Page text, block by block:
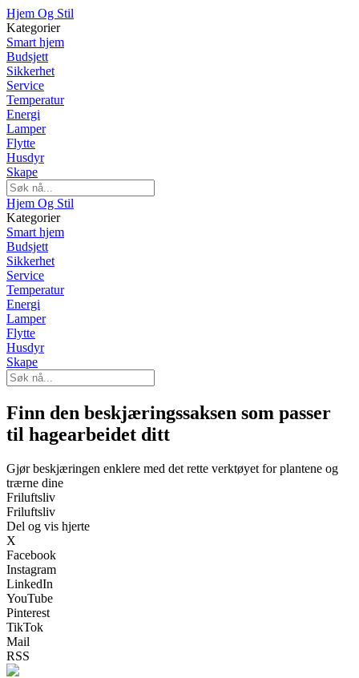
Hjem Og Stil
Kategorier
Smart hjem
Budsjett
Sikkerhet
Service
Temperatur
Energi
Lamper
Flytte
Husdyr
Skape
Hjem Og Stil
Kategorier
Smart hjem
Budsjett
Sikkerhet
Service
Temperatur
Energi
Lamper
Flytte
Husdyr
Skape
Finn den beskjæringssaksen som passer
til hagearbeidet ditt
Gjør beskjæringen enklere med det rette verktøyet for plantene og
trærne dine
Friluftsliv
Friluftsliv
Del og vis hjerte
X
Facebook
Instagram
LinkedIn
YouTube
Pinterest
TikTok
Mail
RSS